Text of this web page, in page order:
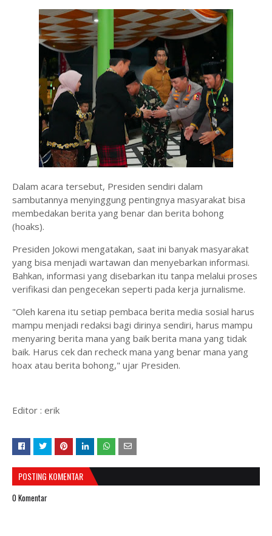
Dalam acara tersebut, Presiden sendiri dalam
sambutannya menyinggung pentingnya masyarakat bisa
membedakan berita yang benar dan berita bohong
(hoaks).
Presiden Jokowi mengatakan, saat ini banyak masyarakat
yang bisa menjadi wartawan dan menyebarkan informasi.
Bahkan, informasi yang disebarkan itu tanpa melalui proses
verifikasi dan pengecekan seperti pada kerja jurnalisme.
"Oleh karena itu setiap pembaca berita media sosial harus
mampu menjadi redaksi bagi dirinya sendiri, harus mampu
menyaring berita mana yang baik berita mana yang tidak
baik. Harus cek dan recheck mana yang benar mana yang
hoax atau berita bohong," ujar Presiden.
Editor : erik
POSTING KOMENTAR
0 Komentar